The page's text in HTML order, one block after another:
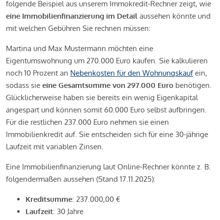
folgende Beispiel aus unserem Immokredit-Rechner zeigt, wie
eine Immobilienfinanzierung im Detail aussehen könnte und
mit welchen Gebühren Sie rechnen müssen:
Martina und Max Mustermann möchten eine
Eigentumswohnung um 270.000 Euro kaufen. Sie kalkulieren
noch 10 Prozent an Nebenkosten für den Wohnungskaufein,
sodass sie eine Gesamtsumme von 297.000 Euro benötigen.
Glücklicherweise haben sie bereits ein wenig Eigenkapital
angespart und können somit 60.000 Euro selbst aufbringen.
Für die restlichen 237.000 Euro nehmen sie einen
Immobilienkredit auf. Sie entscheiden sich für eine 30-jährige
Laufzeit mit variablen Zinsen.
Eine Immobilienfinanzierung laut Online-Rechner könnte z. B.
folgendermaßen aussehen (Stand 17.11.2025):
Kreditsumme: 237.000,00 €
Laufzeit: 30 Jahre